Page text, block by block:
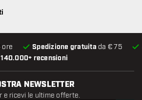
140.000+ recensioni
ore Spedizione gratuita da € 75
NEWSLETTER
e ricevi le ultime offerte.